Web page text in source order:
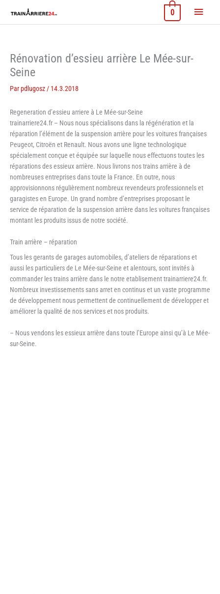
contenu
Menu
0
Rénovation d’essieu arrière Le Mée-sur-
Seine
Par pdlugosz / 14.3.2018
Regeneration d’essieu arriere à Le Mée-sur-Seine
trainarriere24.fr – Nous nous spécialisons dans la régénération et la
réparation l’élément de la suspension arrière pour les voitures françaises
Peugeot, Citroën et Renault. Nous avons une ligne technologique
spécialement conçue et équipée sur laquelle nous effectuons toutes les
réparations des essieux arrière. Nous livrons nos trains arrière à de
nombreuses entreprises dans toute la France. En outre, nous
approvisionnons régulièrement nombreux revendeurs professionnels et
garagistes en Europe. Un grand nombre d’entreprises proposant le
service de réparation de la suspension arrière dans les voitures françaises
montant les produits issus de notre société.
Train arrière – réparation
Tous les gerants de garages automobiles, d’ateliers de réparations et
aussi les particuliers de Le Mée-sur-Seine et alentours, sont invités à
commander les trains arrière dans le notre etablisement trainarriere24.fr.
Nombreux investissements sans arret en continus et un vaste programme
de développement nous permettent de continuellement de développer et
améliorer la qualité de nos services et nos produits.
– Nous vendons les essieux arrière dans toute l’Europe ainsi qu’à Le Mée-
sur-Seine.